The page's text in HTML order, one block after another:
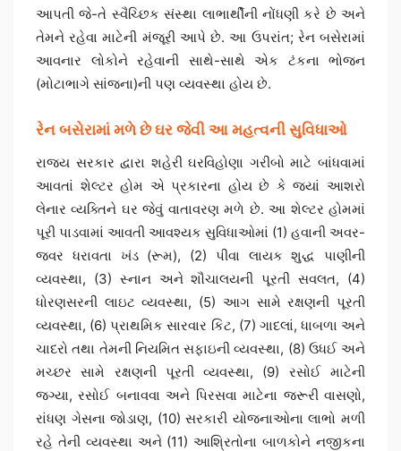
આપતી જે-તે સ્વૈચ્છિક સંસ્થા લાભાર્થીની નોંધણી કરે છે અને
તેમને રહેવા માટેની મંજૂરી આપે છે. આ ઉપરાંત; રેન બસેરામાં
આવનાર લોકોને રહેવાની સાથે-સાથે એક ટંકના ભોજન
(મોટાભાગે સાંજના)ની પણ વ્યવસ્થા હોય છે.
રેન બસેરામાં મળે છે ઘર જેવી આ મહત્વની સુવિધાઓ
રાજ્ય સરકાર દ્વારા શહેરી ઘરવિહોણા ગરીબો માટે બાંધવામાં
આવતાં શેલ્ટર હોમ એ પ્રકારના હોય છે કે જ્યાં આશરો
લેનાર વ્યક્તિને ઘર જેવું વાતાવરણ મળે છે. આ શેલ્ટર હોમમાં
પૂરી પાડવામાં આવતી આવશ્યક સુવિધાઓમાં (1) હવાની અવર-
જવર ધરાવતા ખંડ (રૂમ), (2) પીવા લાયક શુદ્ધ પાણીની
વ્યવસ્થા, (3) સ્નાન અને શૌચાલયની પૂરતી સવલત, (4)
ધોરણસરની લાઇટ વ્યવસ્થા, (5) આગ સામે રક્ષણની પૂરતી
વ્યવસ્થા, (6) પ્રાથમિક સારવાર કિટ, (7) ગાદલાં, ધાબળા અને
ચાદરો તથા તેમની નિયમિત સફાઇની વ્યવસ્થા, (8) ઉધઈ અને
મચ્છર સામે રક્ષણની પૂરતી વ્યવસ્થા, (9) રસોઈ માટેની
જગ્યા, રસોઈ બનાવવા અને પિરસવા માટેના જરૂરી વાસણો,
રાંધણ ગેસના જોડાણ, (10) સરકારી યોજનાઓના લાભો મળી
રહે તેની વ્યવસ્થા અને (11) આશ્રિતોના બાળકોને નજીકના